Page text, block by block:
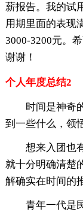
薪报告。我的试
用期里面的表现
3000-3200元。
谢谢！
个人年度总结2
时间是神奇
到一些什么，
想来入团也
就十分明确清楚
解确实在时间的
青年一代是